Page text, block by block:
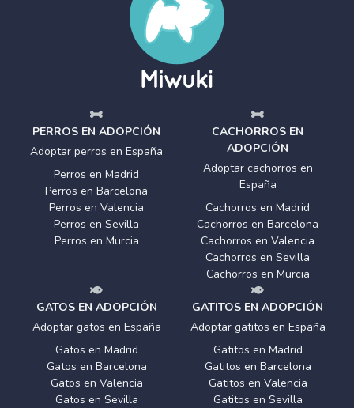
PERROS EN ADOPCIÓN
Adoptar perros en España
Perros en Madrid
Perros en Barcelona
Perros en Valencia
Perros en Sevilla
Perros en Murcia
CACHORROS EN
ADOPCIÓN
Adoptar cachorros en
España
Cachorros en Madrid
Cachorros en Barcelona
Cachorros en Valencia
Cachorros en Sevilla
Cachorros en Murcia
GATOS EN ADOPCIÓN
Adoptar gatos en España
Gatos en Madrid
Gatos en Barcelona
Gatos en Valencia
Gatos en Sevilla
GATITOS EN ADOPCIÓN
Adoptar gatitos en España
Gatitos en Madrid
Gatitos en Barcelona
Gatitos en Valencia
Gatitos en Sevilla